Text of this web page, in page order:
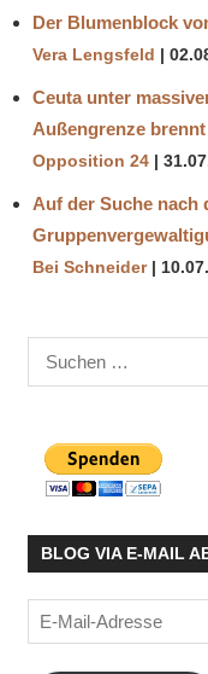
Der Blumenblock
Vera Lengsfeld
Ceuta unter
Außengrenze brennt
Opposition 24
Auf der Suche nach
Bei Schneider
Suchen
nach:
BLOG VIA E-MAIL
E-
Mail-